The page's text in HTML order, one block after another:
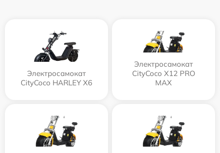
Электросамокат
CityCoco HARLEY X6
Электросамокат
CityCoco X12 PRO
MAX